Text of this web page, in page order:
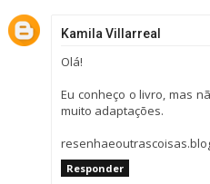
Kamila Villarreal
Olá!
Eu conheço o livro, mas
muito adaptações.
Responder